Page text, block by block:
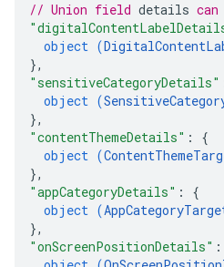
// Union field details
object (
},
"sensitiveCategoryDetails"
object (
},
"contentThemeDetails" : {
object (
},
"appCategoryDetails" : {
object (
},
"onScreenPositionDetails" :